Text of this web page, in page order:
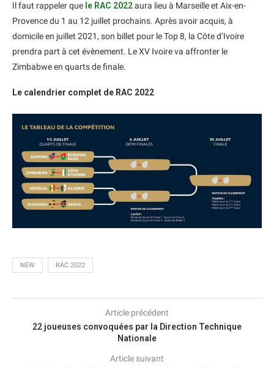
Il faut rappeler que le RAC 2022aura lieu à Marseille et Aix-en-
Provence du 1 au 12 juillet prochains. Après avoir acquis, à
domicile en juillet 2021, son billet pour le Top 8, la Côte d’Ivoire
prendra part à cet évènement. Le XV Ivoire va affronter le
Zimbabwe en quarts de finale.
Le calendrier complet de RAC 2022
NEW RAC 2022
Article précédent
22 joueuses convoquées par la Direction Technique
Nationale
Article suivant